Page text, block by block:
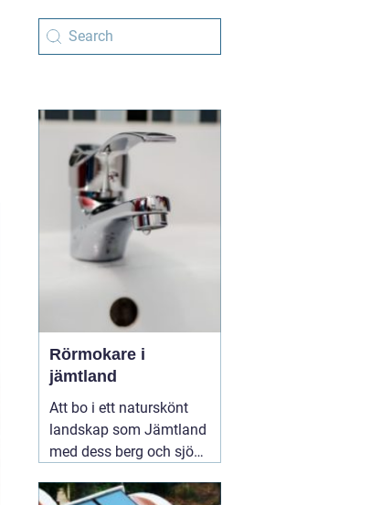
Rörmokare i
jämtland
Att bo i ett naturskönt
landskap som Jämtland
med dess berg och sjöar
Dock kan det kalla